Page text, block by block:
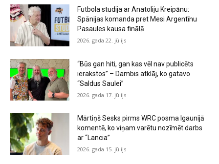
Futbola studija ar Anatoliju Kreipānu:
Spānijas komanda pret Mesi Argentīnu
Pasaules kausa finālā
2026. gada 22. jūlijs
“Būs gan hiti, gan kas vēl nav publicēts
ierakstos” – Dambis atklāj, ko gatavo
“Saldus Saulei”
2026. gada 17. jūlijs
Mārtiņš Sesks pirms WRC posma Igaunijā
komentē, ko viņam varētu nozīmēt darbs
ar “Lancia”
2026. gada 15. jūlijs